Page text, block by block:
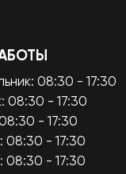
08:30 - 17:30
08:30 - 17:30
- 17:30
08:30 - 17:30
08:30 - 17:30